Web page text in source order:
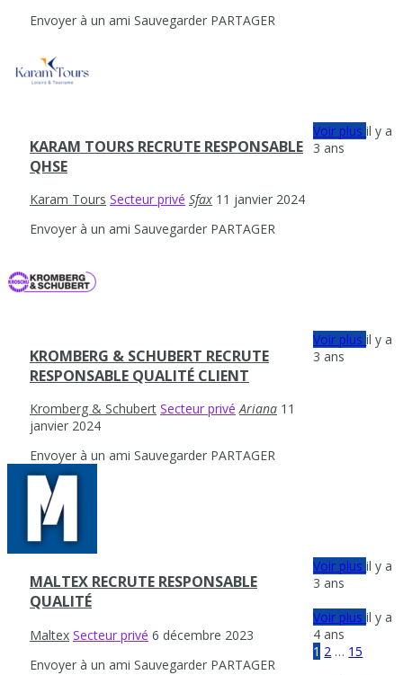
Envoyer à un ami Sauvegarder PARTAGER
KARAM TOURS RECRUTE RESPONSABLE
QHSE
Karam Tours Secteur privé Sfax 11 janvier 2024
Envoyer à un ami Sauvegarder PARTAGER
Voir plusil y a
3 ans
KROMBERG & SCHUBERT RECRUTE
RESPONSABLE QUALITÉ CLIENT
Kromberg & Schubert Secteur privé Ariana 11
janvier 2024
Envoyer à un ami Sauvegarder PARTAGER
Voir plusil y a
3 ans
MALTEX RECRUTE RESPONSABLE
QUALITÉ
Maltex Secteur privé 6 décembre 2023
Envoyer à un ami Sauvegarder PARTAGER
Voir plusil y a
3 ans
Voir plusil y a
4 ans
1 2 … 15